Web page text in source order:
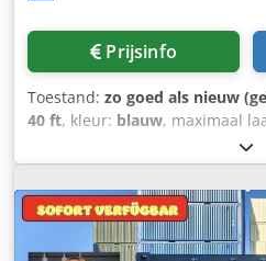
Prijsinfo
Toestand: zo goed als nieuw
40 ft, kleur: blauw, maximaal
,
high container met zijdeuren.